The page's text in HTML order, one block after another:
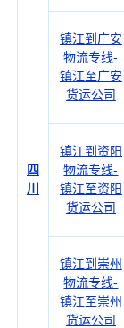
四
川
镇江到广安
物流专线-
镇江至广安
货运公司
镇江到资阳
物流专线-
镇江至资阳
货运公司
镇江到崇州
物流专线-
镇江至崇州
货运公司